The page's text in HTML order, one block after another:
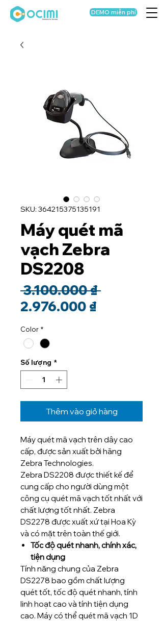
DEMO miễn phí
SKU: 364215375135191
Máy quét mã
vạch Zebra
DS2208
3.100.000 ₫ Giá
2.976.000 ₫
Color *
Số lượng *
Thêm vào giỏ hàng
Máy quét mã vạch trên dây cao
cấp, được sản xuất bởi hãng
Zebra Technologies.
Zebra DS2208 được thiết kế để
cung cấp cho người dùng một
công cụ quét mã vạch tốt nhất với
chất lượng tốt nhất. Zebra
DS2278 được xuất xứ tại Hoa Kỳ
và có mặt trên toàn thế giới.
Tốc độ quét nhanh, chính xác,
tiện dụng
Tính năng chung của Zebra
DS2278 bao gồm chất lượng
quét tốt, tốc độ quét nhanh, tính
linh hoạt cao và tính tiện dụng
cao. Máy có thể quét mã vạch 1D